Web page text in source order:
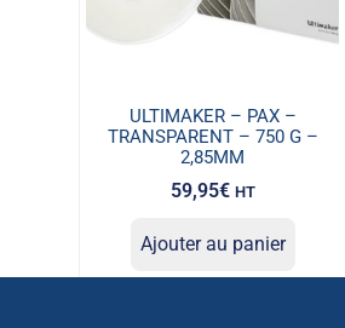
ULTIMAKER – PAX –
TRANSPARENT – 750 G –
2,85MM
59,95€ HT
Ajouter au panier